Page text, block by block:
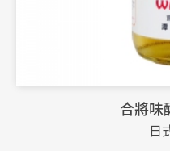
合將味
日